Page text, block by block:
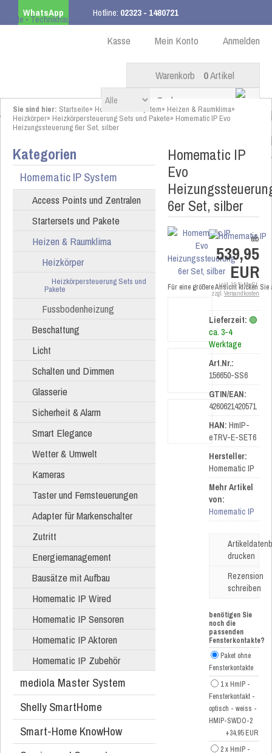
WhatsApp Hotline: 02323 - 1480721
ab 99,00 € innerhalb DE Anmelden
Mein Konto
Kasse
Warenkorb 0Artikel
Sie sind hier: Startseite» Homematic IP System» Heizen & Raumklima»
Heizkörper» Heizkörpersteuerung Sets und Pakete» Homematic IP Evo
Heizungssteuerung 6er Set, silber
Kategorien
Homematic IP System
Access Points und Zentralen
Startersets und Pakete
Heizen & Raumklima
Heizkörper
Heizkörpersteuerung Sets und
Pakete
Fussbodenheizung
Beschattung
Licht
Schalten und Dimmen
Glasserie
Sicherheit & Alarm
Smart Elegance
Wetter & Umwelt
Kameras
Taster und Fernsteuerungen
Adapter für Markenschalter
Zutritt
Energiemanagement
Bausätze mit Aufbau
Homematic IP Wired
Homematic IP Sensoren
Homematic IP Aktoren
Homematic IP Zubehör
mediola Master System
Shelly SmartHome
Smart-Home KnowHow
Homematic IP
Evo
6er Set, silber
Für eine größere Ansicht klicken
ab
539,95
EUR
inkl. 19 % MwSt.
zzgl. Versandkosten
Lieferzeit: 🟢
ca. 3-4
Werktage
Art.Nr.:
156650-SS6
GTIN/EAN:
4260621420571
HAN: HmIP-
eTRV-E-SET6
Hersteller:
Homematic IP
Mehr Artikel
von:
Homematic IP
drucken
Rezension
schreiben
benötigen Sie
noch die
passenden
Fensterkontakte?
Paket ohne
Fensterkontakte
1 x HmIP -
Fensterkontakt -
optisch - weiss -
HMIP-SWDO-2
+34,95 EUR
2 x HmIP -